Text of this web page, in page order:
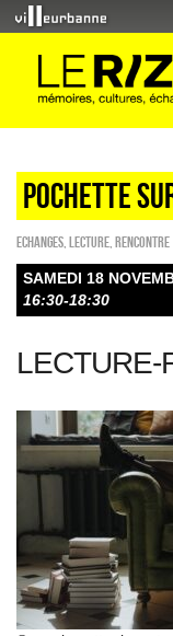
POCHETTE
ECHANGES Lecture Rencontre
SAMEDI 18
16:30-18:30
LECTURE-